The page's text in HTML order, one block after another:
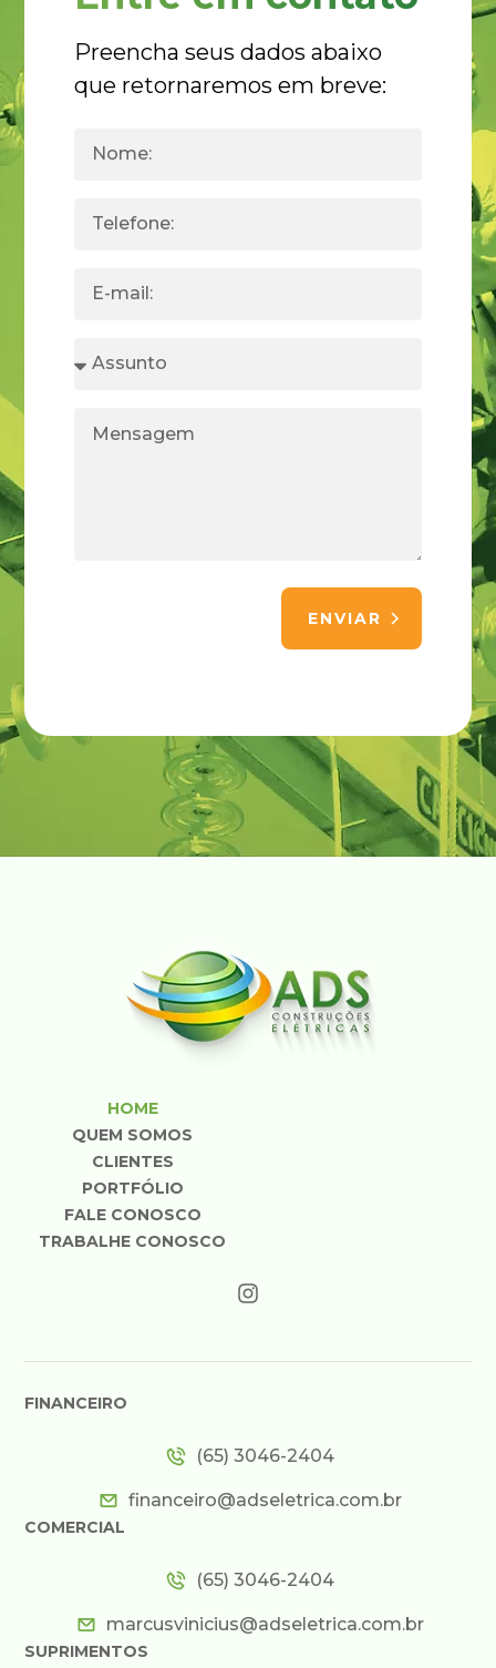
Preencha seus dados abaixo
que retornaremos em breve:
ENVIAR
HOME
QUEM SOMOS
CLIENTES
PORTFÓLIO
FALE CONOSCO
TRABALHE CONOSCO
FINANCEIRO
(65) 3046-2404
financeiro@adseletrica.com.br
COMERCIAL
(65) 3046-2404
marcusvinicius@adseletrica.com.br
SUPRIMENTOS